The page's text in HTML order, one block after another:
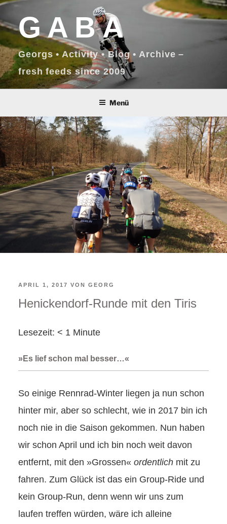
Zum
Inhalt
springenGABA
Georgs • Activity • Blog • Archive –
fresh feeds since 2009
Menü
VERÖFFENTLICHT
AM
APRIL 1, 2017 VON GEORG
Henickendorf-Runde mit den Tiris
Lesezeit: < 1 Minute
»Es lief schon mal besser…«
So einige Rennrad-Winter liegen ja nun schon
hinter mir, aber so schlecht, wie in 2017 bin ich
noch nie in die Saison gekommen. Nun haben
wir schon April und ich bin noch weit davon
entfernt, mit den »Grossen« ordentlich mit zu
fahren. Zum Glück ist das ein Group-Ride und
kein Group-Run, denn wenn wir uns zum
laufen treffen würden, wäre ich alleine